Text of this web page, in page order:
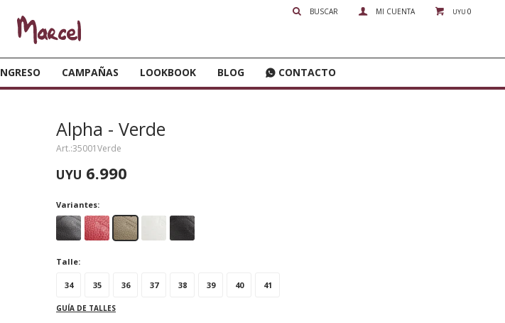
CAMPAÑAS LOOKBOOK BLOG CONTACTO
UYU 0
Alpha - Verde
35001Verde
UYU 6.990
Variantes:
Talle:
34 35 36 37 38 39 40 41
GUÍA DE TALLES